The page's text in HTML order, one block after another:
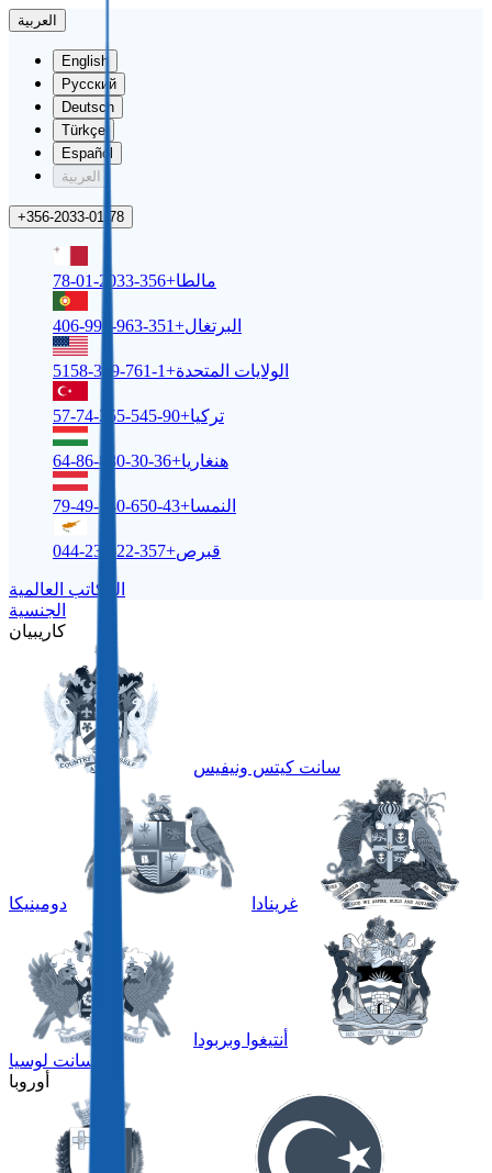
العربية
English
Русский
Deutsch
Türkçe
Español
العربية
+356-2033-01-78
مالطا+356-2033-01-78
البرتغال+351-963-996-406
الولايات المتحدة+1-761-309-5158
تركيا+90-545-255-74-57
هنغاريا+36-30-880-86-64
النمسا+43-650-540-49-79
قبرص+357-22-232-044
المكاتب العالمية
الجنسية
كاريبيان
سانت كيتس ونيفيس
غرينادا دومينيكا
أنتيغوا وبربودا
سانت لوسيا
أوروبا